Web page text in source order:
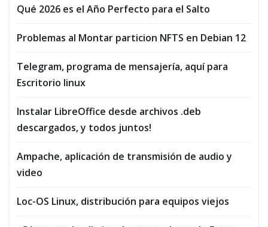
Qué 2026 es el Año Perfecto para el Salto
Problemas al Montar particion NFTS en Debian 12
Telegram, programa de mensajería, aquí para
Escritorio linux
Instalar LibreOffice desde archivos .deb
descargados, y todos juntos!
Ampache, aplicación de transmisión de audio y
video
Loc-OS Linux, distribución para equipos viejos